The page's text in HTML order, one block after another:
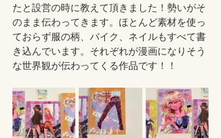
たと設営の時に教えて頂きました！勢いがそ
のまま伝わってきます。ほとんど素材を使っ
ておらず服の柄、バイク、ネイルもすべて書
き込んでいます。それぞれが漫画になりそう
な世界観が伝わってくる作品です！！